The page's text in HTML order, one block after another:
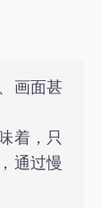
画面甚
着，只
通过慢